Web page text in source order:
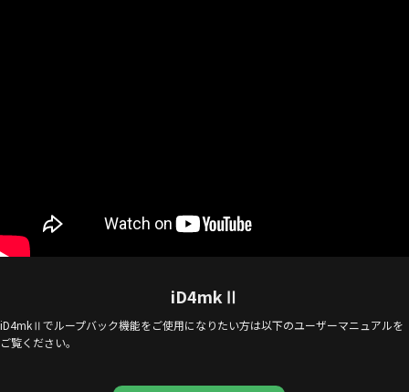
iD4mkⅡ
iD4mkⅡでループバック機能をご使用になりたい方は以下のユーザーマニュアルを
ご覧ください。